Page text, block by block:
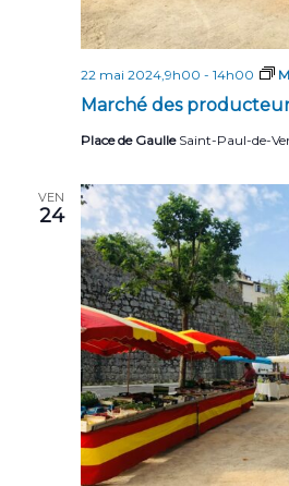
Marché des
22 mai 2024,9h00 - 14h00
Place de Gaulle Saint-Paul-de-
VEN
24